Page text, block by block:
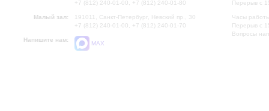
+7 (812) 240-01-00, +7 (812) 240-01-80
Малый зал:
191011, Санкт-Петербург, Невский пр., 30
+7 (812) 240-01-00, +7 (812) 240-01-70
Напишите нам:
MAX
Перерыв с
Часы
Перерыв с
Вопросы